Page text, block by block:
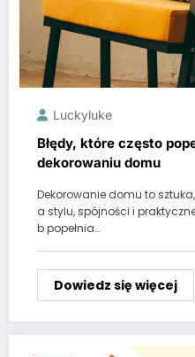
Luckyluke
Błędy, które często
dekorowaniu domu
Dekorowanie domu to
a stylu, spójności i
b popełnia…
Dowiedz się więcej